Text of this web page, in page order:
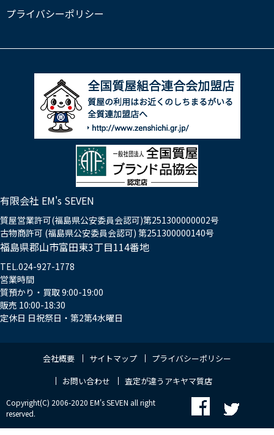
プライバシーポリシー
有限会社 EM's SEVEN
質屋営業許可(福島県公安委員会認可)第251300000002号
古物商許可 (福島県公安委員会認可) 第251300000140号
福島県郡山市富田東3丁目114番地
TEL.024-927-1778
営業時間
質預かり・買取 9:00-19:00
販売 10:00-18:30
定休日 日祝祭日・第2第4水曜日
会社概要 サイトマップ
プライバシーポリシー
お問い合わせ
査定が違うアキヤマ質店
Copyright(C) 2006-2020 EM's SEVEN all right
reserved.